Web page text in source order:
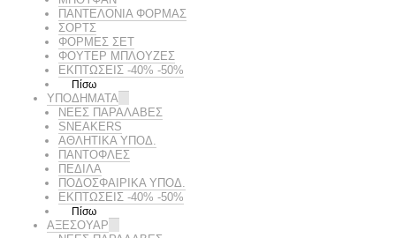
ΠΑΝΤΕΛΟΝΙΑ ΦΟΡΜΑΣ
ΣΟΡΤΣ
ΦΟΡΜΕΣ ΣΕΤ
ΦΟΥΤΕΡ ΜΠΛΟΥΖΕΣ
ΕΚΠΤΏΣΕΙΣ -40% -50%
Πίσω
ΥΠΟΔΗΜΑΤΑ
ΝΕΕΣ ΠΑΡΑΛΑΒΕΣ
SNEAKERS
ΑΘΛΗΤΙΚΑ ΥΠΟΔ.
ΠΑΝΤΟΦΛΕΣ
ΠΕΔΙΛΑ
ΠΟΔΟΣΦΑΙΡΙΚΑ ΥΠΟΔ.
ΕΚΠΤΏΣΕΙΣ -40% -50%
Πίσω
ΑΞΕΣΟΥΑΡ